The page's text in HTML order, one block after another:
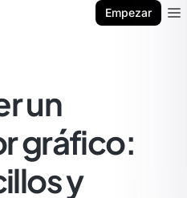
Empezar
un
gráfico:
y